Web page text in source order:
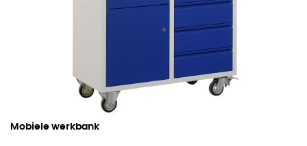
Mobiele werkbank